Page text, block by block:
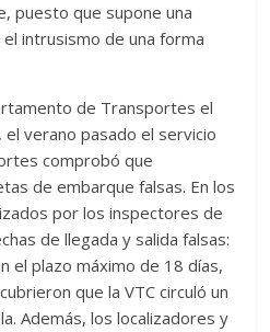
puesto que supone una
intrusismo de una forma
de Transportes el
verano pasado el servicio
comprobó que
de embarque falsas. En los
por los inspectores de
de llegada y salida falsas:
el plazo máximo de 18 días,
que la VTC circuló un
Además, los localizadores y